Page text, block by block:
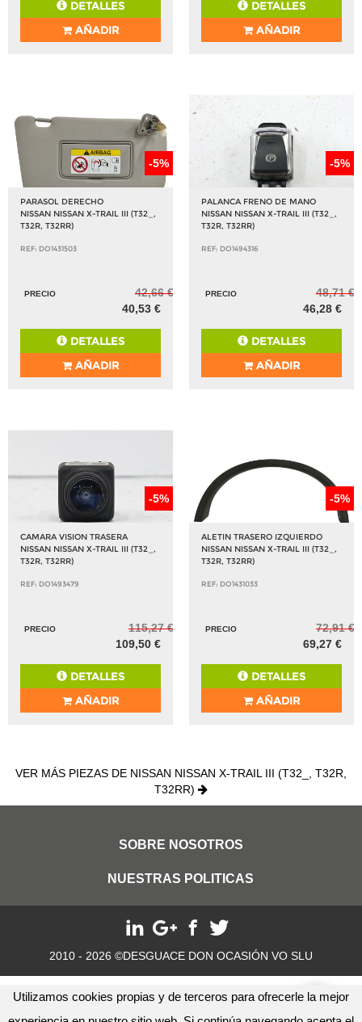
Utilizamos cookies propias y de terceros para ofrecerle la mejor
DETALLES
AÑADIR
DETALLES
AÑADIR
-5%
PARASOL DERECHO
NISSAN NISSAN X-TRAIL III (T32_,
T32R, T32RR)
REF: DO1431503
PRECIO
42,66 €
40,53 €
DETALLES
AÑADIR
-5%
PALANCA FRENO DE MANO
NISSAN NISSAN X-TRAIL III (T32_,
T32R, T32RR)
REF: DO1494316
PRECIO
48,71 €
46,28 €
DETALLES
AÑADIR
-5%
CAMARA VISION TRASERA
NISSAN NISSAN X-TRAIL III (T32_,
T32R, T32RR)
REF: DO1493479
PRECIO
115,27 €
109,50 €
DETALLES
AÑADIR
-5%
ALETIN TRASERO IZQUIERDO
NISSAN NISSAN X-TRAIL III (T32_,
T32R, T32RR)
REF: DO1431033
PRECIO
72,91 €
69,27 €
DETALLES
AÑADIR
VER MÁS PIEZAS DE NISSAN NISSAN X-TRAIL III (T32_, T32R,
T32RR)
SOBRE NOSOTROS
NUESTRAS POLITICAS
2010 - 2026 ©DESGUACE DON OCASIÓN VO SLU